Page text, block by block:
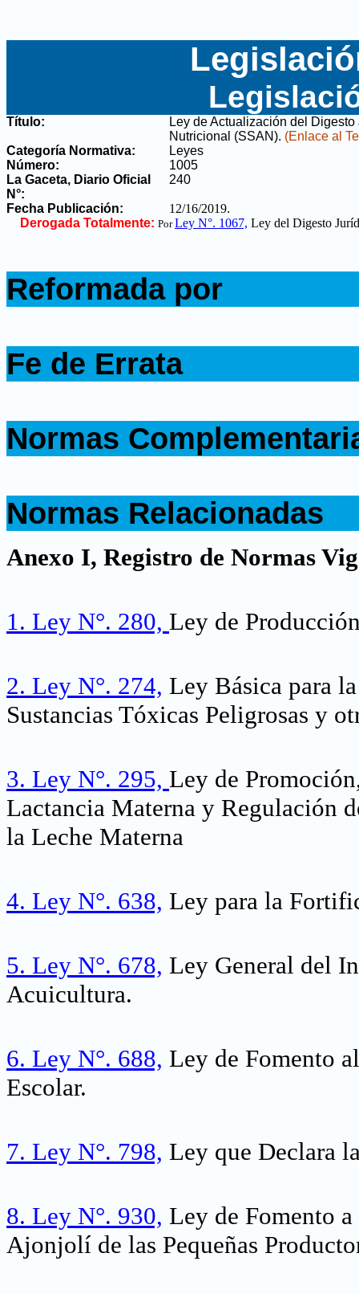
Título:
Ley de Actualización del
Nutricional (SSAN). (Enlace al
Categoría Normativa:
Leyes
Número:
1005
La Gaceta, Diario Oficial
N°:
240
Fecha Publicación: 12/16/2019.
Derogada Totalmente: PorLey N°. 1067, Ley del Digesto
Reformada por
Fe de Errata
Normas
Normas Relacionadas
Anexo I, Registro de Normas
1. Ley N°. 280, Ley de
2. Ley N°. 274, Ley Básica para
Sustancias Tóxicas Peligrosas y
3. Ley N°. 295, Ley de
Lactancia Materna y Regulación
la Leche Materna
4. Ley N°. 638, Ley para la
5. Ley N°. 678, Ley General del
Acuicultura.
6. Ley N°. 688, Ley de Fomento
Escolar.
7. Ley N°. 798, Ley que Declara
8. Ley N°. 930, Ley de Fomento
Ajonjolí de las Pequeñas